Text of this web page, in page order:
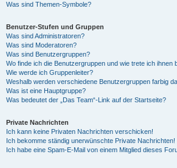
Was sind Themen-Symbole?
Benutzer-Stufen und Gruppen
Was sind Administratoren?
Was sind Moderatoren?
Was sind Benutzergruppen?
Wo finde ich die Benutzergruppen und wie trete ich ihnen
Wie werde ich Gruppenleiter?
Weshalb werden verschiedene Benutzergruppen farbig
Was ist eine Hauptgruppe?
Was bedeutet der „Das Team“-Link auf der Startseite?
Private Nachrichten
Ich kann keine Privaten Nachrichten verschicken!
Ich bekomme ständig unerwünschte Private Nachrichten!
Ich habe eine Spam-E-Mail von einem Mitglied dieses